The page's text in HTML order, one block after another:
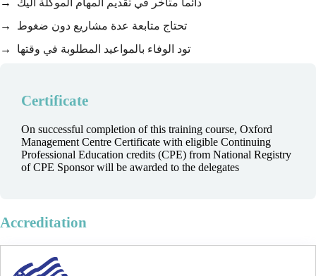
دائماً متأخر في تقديم المهام الموكلة اليك
تحتاج متابعة عدة مشاريع دون ضغوط
تود الوفاء بالمواعيد المطلوبة في وقتها
Certificate
On successful completion of this training course, Oxford
Management Centre Certificate with eligible Continuing
Professional Education credits (CPE) from National Registry
of CPE Sponsor will be awarded to the delegates
Accreditation